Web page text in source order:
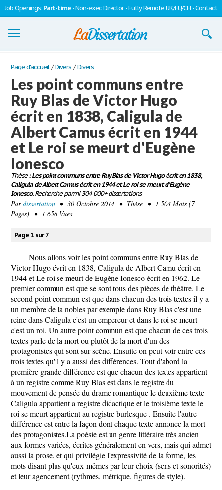
Job Openings:Part-time -Non-exec Director- Fully Remote UK/EU/CH -Contact
Dissertations
S'inscrire
Se connecter
Contactez-nous
Page d'accueil / Divers / Divers
Les point communs entre
Ruy Blas de Victor Hugo
écrit en 1838, Caligula de
Albert Camus écrit en 1944
et Le roi se meurt d'Eugène
Ionesco
Thèse: Les point communs entre Ruy Blas de Victor Hugo écrit en 1838,
Caligula de Albert Camus écrit en 1944 et Le roi se meurt d'Eugène
Ionesco.Recherche parmi 304 000+ dissertations
Pardissertation • 30 Octobre 2014 • Thèse • 1 504 Mots (7
Pages) • 1 656 Vues
Page 1 sur 7
Nous allons voir les point communs entre Ruy Blas de
Victor Hugo évrit en 1838, Caligula de Albert Camu écrit en
1944 et Le roi se meurt de Eugène Ionesco écrit en 1962. Le
premier commun est que se sont tous des pièces de théâtre. Le
second point commun est que dans chacun des trois textes il y a
un membre de la nobles par exemple dans Ruy Blas c'est une
reine dans Caligula c'est un empereur et dans le roi se meurt
c'est un roi. Un autre point commun est que chacun de ces trois
textes parle de la mort ou plutôt de la mort d'un des
protagonistes qui sont sur scène. Ensuite on peut voir entre ces
trois textes qu'il y a aussi des différences. Tout d'abord la
première grande différence est que chacun des textes appartient
à un registre comme Ruy Blas est dans le registre du
mouvement de pensée du drame romantique le deuxième texte
Caligula appartient a registre didactique et le troisième texte le
roi se meurt appartient au registre burlesque . Ensuite l'autre
différence est entre la façon dont chaque texte annonce la mort
des protagonistes.La poésie est un genre littéraire très ancien
aux formes variées, écrites généralement en vers, mais qui admet
aussi la prose, et qui privilégie l'expressivité de la forme, les
mots disant plus qu'eux-mêmes par leur choix (sens et sonorités)
et leur agencement (rythmes, métrique, figures de style).